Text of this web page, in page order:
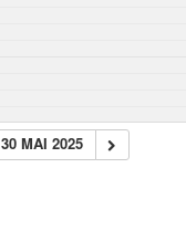
30 MAI 2025